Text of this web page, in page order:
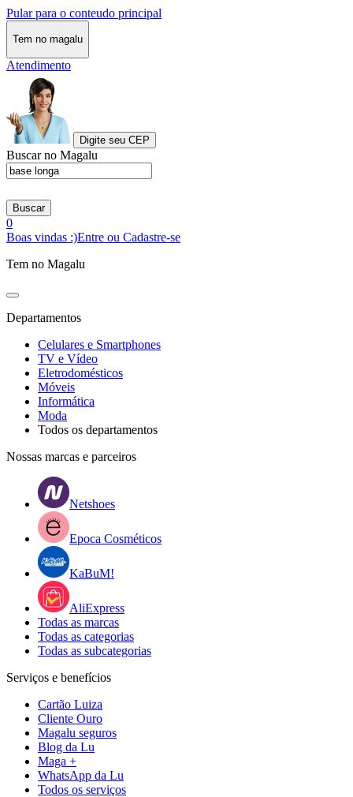
Pular para o conteudo principal
Tem no magalu
Atendimento
Digite seu CEP
Buscar no Magalu
Buscar
0
Boas vindas :)Entre ou Cadastre-se
Tem no Magalu
Departamentos
Celulares e Smartphones
TV e Vídeo
Eletrodomésticos
Móveis
Informática
Moda
Todos os departamentos
Nossas marcas e parceiros
Netshoes
Epoca Cosméticos
KaBuM!
AliExpress
Todas as marcas
Todas as categorias
Todas as subcategorias
Serviços e benefícios
Cartão Luiza
Cliente Ouro
Magalu seguros
Blog da Lu
Maga +
WhatsApp da Lu
Todos os serviços